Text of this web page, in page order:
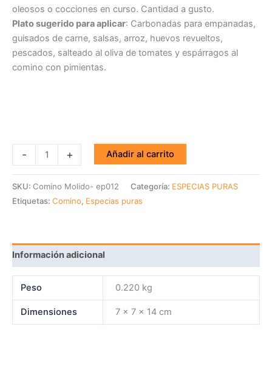
oleosos o cocciones en curso. Cantidad a gusto.
Plato sugerido para aplicar: Carbonadas para empanadas,
guisados de carne, salsas, arroz, huevos revueltos,
pescados, salteado al oliva de tomates y espárragos al
comino con pimientas.
- + Añadir al carrito
SKU: Comino Molido- ep012 Categoría: ESPECIAS PURAS
Etiquetas: Comino, Especias puras
Información adicional
Peso 0.220 kg
Dimensiones 7 × 7 × 14 cm